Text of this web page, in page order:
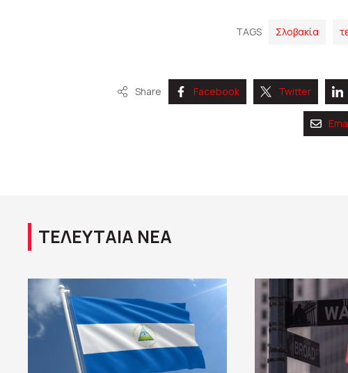
TAGS Σλοβακία
Share Facebook Twitter
ΤΕΛΕΥΤΑΙΑ ΝΕΑ